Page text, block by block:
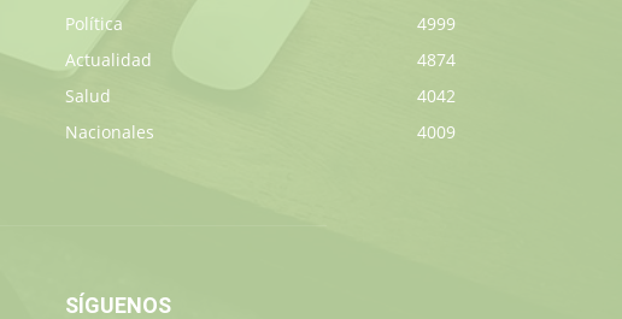
Política
4999
Actualidad
4874
Salud
4042
Nacionales
4009
SÍGUENOS